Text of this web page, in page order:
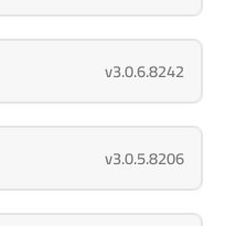
v3.0.6.8242
v3.0.5.8206